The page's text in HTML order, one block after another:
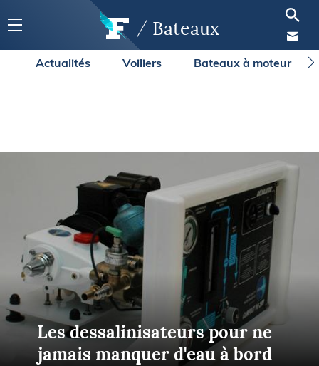
Bateaux
Actualités Voiliers Bateaux à moteur
Les dessalinisateurs pour ne
jamais manquer d'eau à bord